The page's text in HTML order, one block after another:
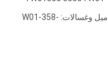
حلقة خرز فولاذية غاطسة 13/4 براغي وصواميل وغسالات: W01-358-